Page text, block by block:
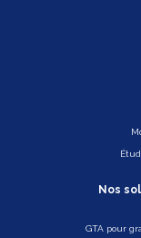
Nos
GTA pour